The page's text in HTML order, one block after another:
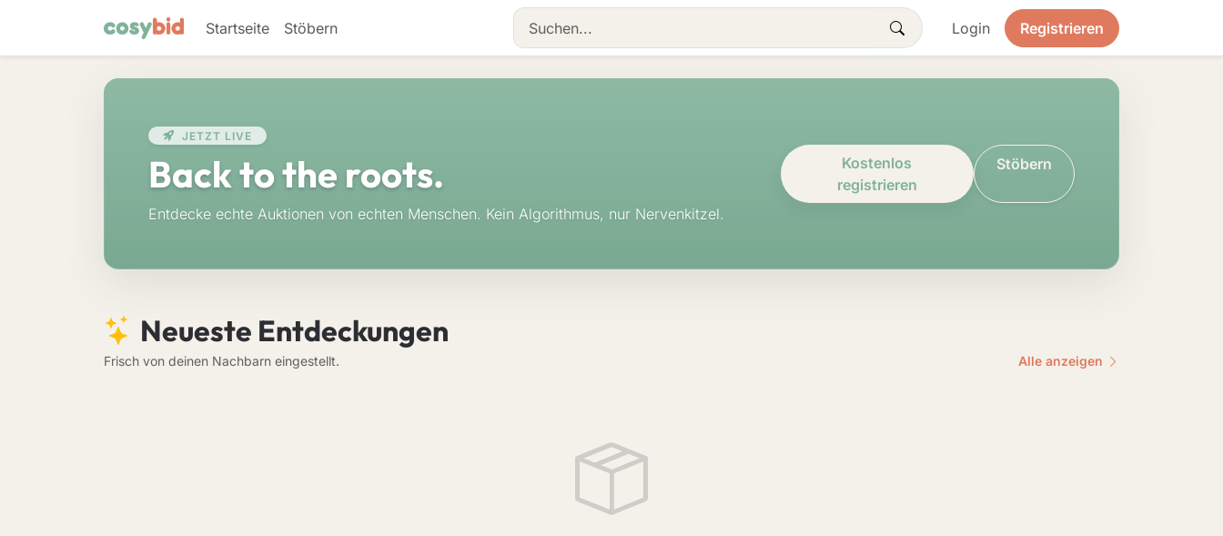
Startseite Stöbern Login Registrieren
JETZT LIVE
Back to the roots.
Entdecke echte Auktionen von echten Menschen. Kein Algorithmus, nur Nervenkitzel.
Kostenlos
registrieren
Stöbern
Neueste Entdeckungen
Frisch von deinen Nachbarn eingestellt. Alle anzeigen